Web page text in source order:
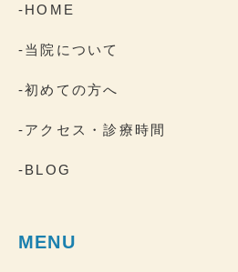
-HOME
-当院について
-初めての方へ
-アクセス・診療時間
-BLOG
MENU